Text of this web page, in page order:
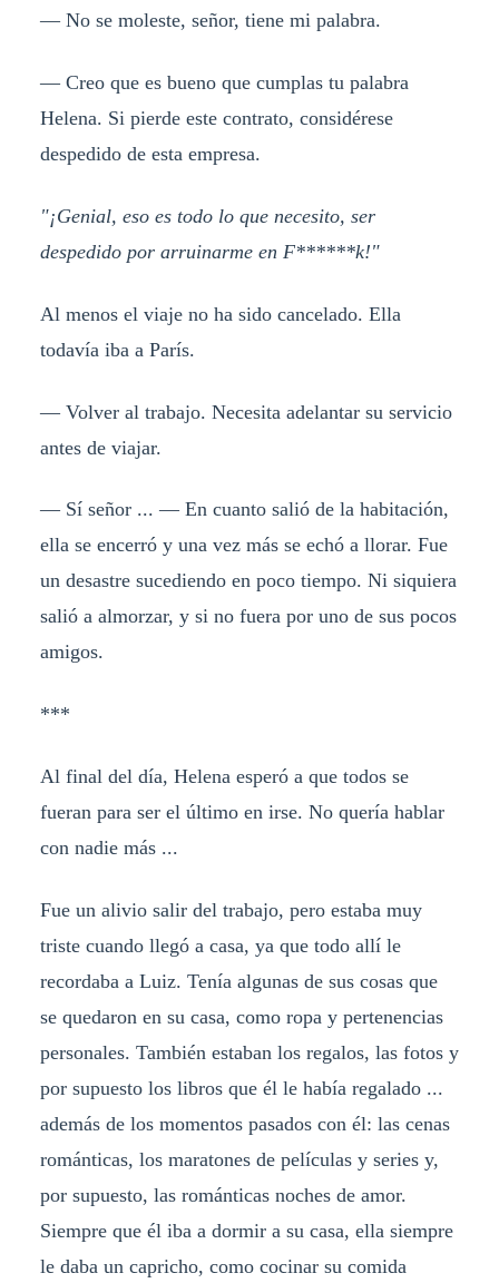
— No se moleste, señor, tiene mi palabra.
— Creo que es bueno que cumplas tu palabra
Helena. Si pierde este contrato, considérese
despedido de esta empresa.
"¡Genial, eso es todo lo que necesito, ser
despedido por arruinarme en F******k!"
Al menos el viaje no ha sido cancelado. Ella
todavía iba a París.
— Volver al trabajo. Necesita adelantar su servicio
antes de viajar.
— Sí señor ... — En cuanto salió de la habitación,
ella se encerró y una vez más se echó a llorar. Fue
un desastre sucediendo en poco tiempo. Ni siquiera
salió a almorzar, y si no fuera por uno de sus pocos
amigos.
***
Al final del día, Helena esperó a que todos se
fueran para ser el último en irse. No quería hablar
con nadie más ...
Fue un alivio salir del trabajo, pero estaba muy
triste cuando llegó a casa, ya que todo allí le
recordaba a Luiz. Tenía algunas de sus cosas que
se quedaron en su casa, como ropa y pertenencias
personales. También estaban los regalos, las fotos y
por supuesto los libros que él le había regalado ...
además de los momentos pasados ​​con él: las cenas
románticas, los maratones de películas y series y,
por supuesto, las románticas noches de amor.
Siempre que él iba a dormir a su casa, ella siempre
le daba un capricho, como cocinar su comida